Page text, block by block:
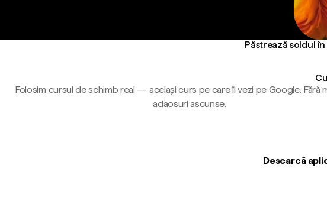
Păstrează soldul
Folosim cursul de schimb real — același curs pe care îl vezi pe Google. Fără
adaosuri ascunse.
Descarcă